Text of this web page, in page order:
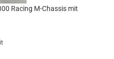
Racing M-Chassis mit